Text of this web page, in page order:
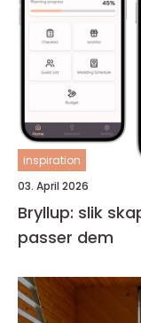
inspiration
03. April 2026
Bryllup: slik
passer dem